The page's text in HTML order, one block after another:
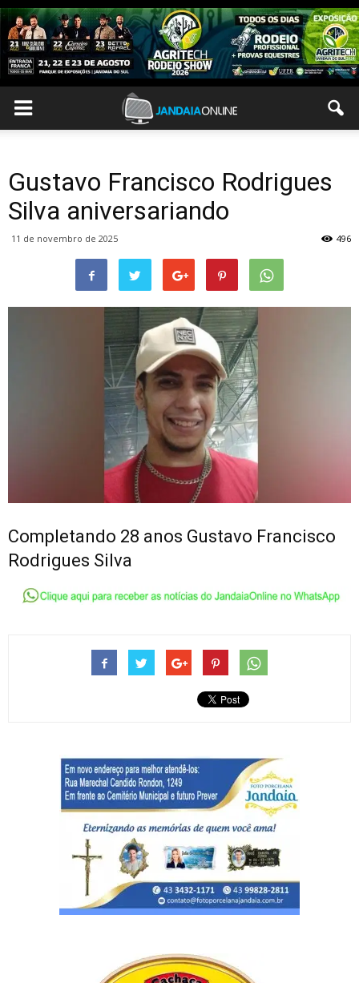
Gustavo Francisco Rodrigues
Silva aniversariando
11 de novembro de 2025 496
Completando 28 anos Gustavo Francisco
Rodrigues Silva